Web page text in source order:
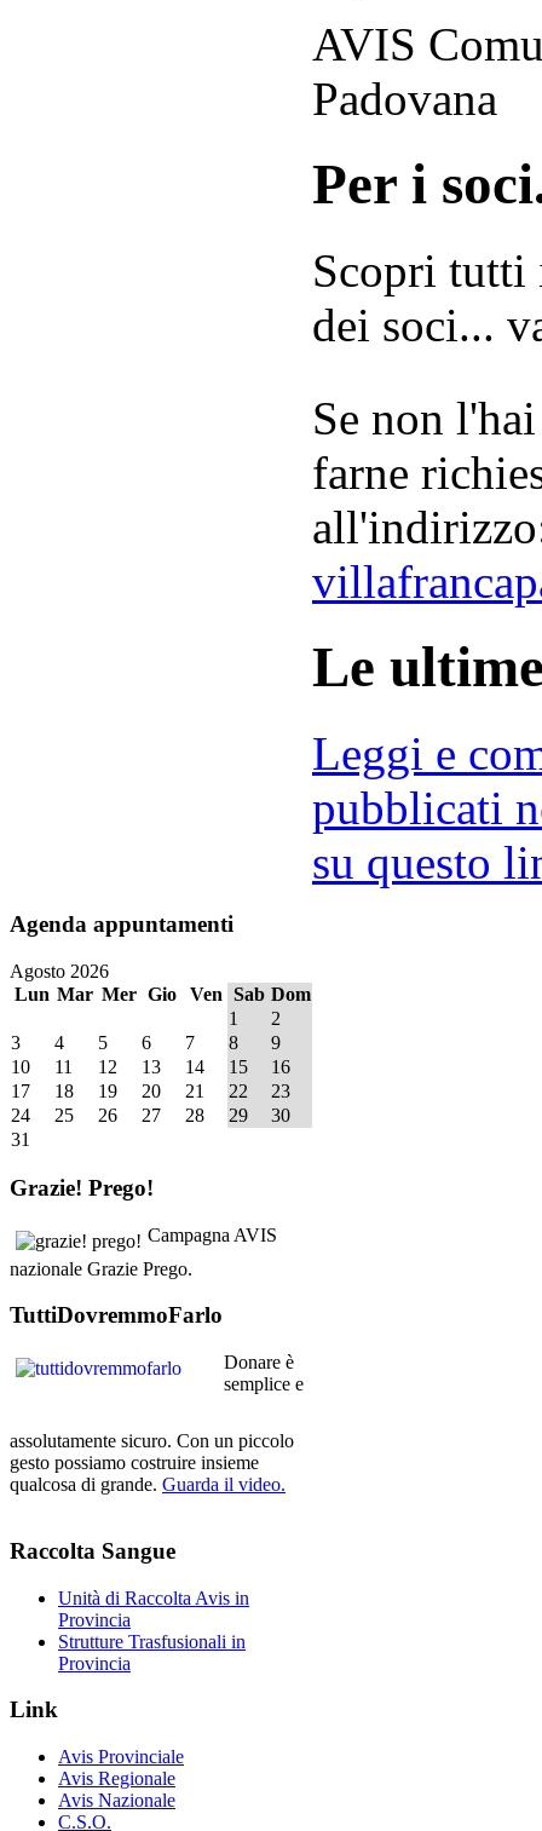
AVIS
Padovana
Per i
Scopri tutti
dei soci...
Se non
farne
Le
Leggi e
pubblicati
su questo
Agenda appuntamenti
Agosto 2026
Lun Mar Mer Gio Ven Sab Dom
1
2
3
4 5 6 7 8
9
10
11 12 13 14 15
16
17
18 19 20 21 22
23
24
25 26 27 28 29
30
31
Grazie! Prego!
Campagna AVIS
nazionale Grazie Prego.
TuttiDovremmoFarlo
Donare è
semplice e
assolutamente sicuro. Con un piccolo
gesto possiamo costruire insieme
qualcosa di grande. Guarda il video.
Raccolta Sangue
Unità di Raccolta Avis in
Provincia
Strutture Trasfusionali in
Provincia
Link
Avis Provinciale
Avis Regionale
Avis Nazionale
C.S.O.